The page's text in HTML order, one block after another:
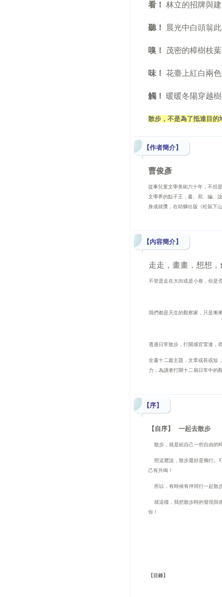
看！ 林立的招牌與
聽！ 晨光中白頭翁
嗅！ 茂密的樟樹枝
味！ 花臺上紅白兩
觸！ 暖暖冬陽穿越
散步，不是為了抵達目的
【作者簡介】
曹俊彥
從事兒童文學美術六十年，不但
文學界的點子王，書、寫、編、
身成就獎，在幼獅出版《松鼠下
【內容簡介】
走走，畫畫，想想
不管是走在大街或是小巷，你是
我們都是天生的觀察家，只是漸
透過日常散步，打開感官雷達，
全書十二篇主題，文章或長或短
力，為讀者打開十二扇日常中
【序】
【 自序】 一起去散步
散步，就是給自己一些自由的
照這麼說，散步最好是獨行。
己有共鳴！
所以，有時候有伴同行一起散
就這樣，我把散步時的發現與
你！
【目錄】